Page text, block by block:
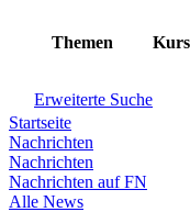
Themen Kurs
Erweiterte Suche
Startseite
Nachrichten
Nachrichten
Nachrichten auf FN
Alle News